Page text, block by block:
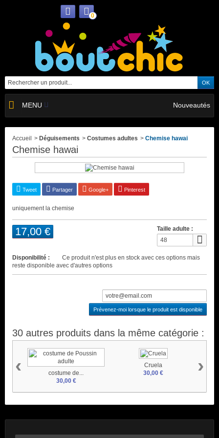
0
MENU Nouveautés
Accueil > Déguisements > Costumes adultes > Chemise hawai
Chemise hawai
Tweet Partager Google+ Pinterest
uniquement la chemise
Taille adulte :
48
17,00 €
Disponibilité :
Ce produit n'est plus en stock avec ces options mais
reste disponible avec d'autres options
Prévenez-moi lorsque le produit est disponible
30 autres produits dans la même catégorie :
costume de...
30,00 €
Cruela
30,00 €
‹ ›